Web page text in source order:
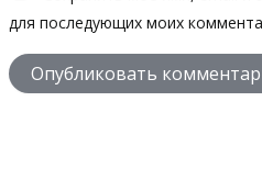
для последующих моих